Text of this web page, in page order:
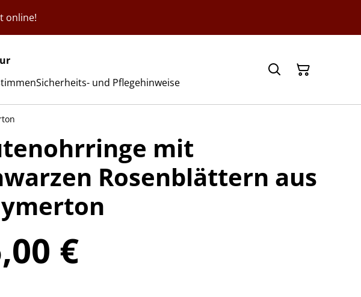
online!
Sicherheits- und Pflegehinweise
mit
Rosenblättern aus
€